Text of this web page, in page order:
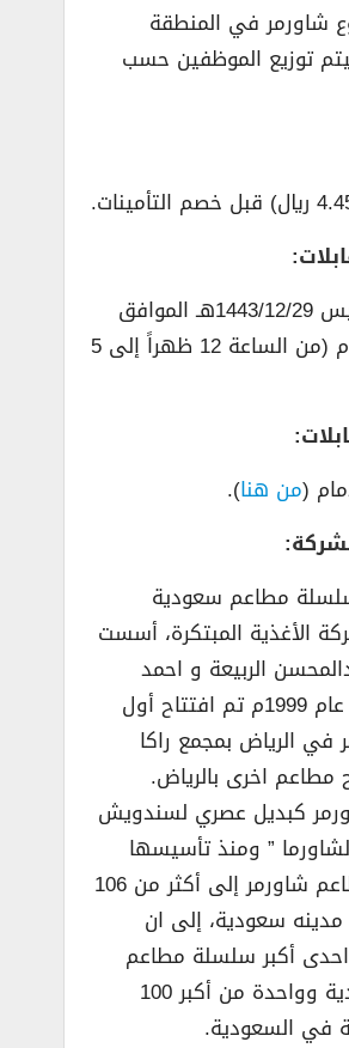
شاورمر في المنطقة
توزيع الموظفين حسب
– يوم الخميس 1443/12/29هـ الموافق
2022/07/28م (من الساعة 12 ظهراً إلى 5
(من هنا).
مطاعم سعودية
الأغذية المبتكرة، أسست
الربيعة و احمد
الرشيد في عام 1999م تم افتتاح أول
في الرياض بمجمع راكا
مطاعم اخرى بالرياض.
كبديل عصري لسندويش
” ومنذ تأسيسها
توسعت مطاعم شاورمر إلى أكثر من 106
فرع في 17 مدينه سعودية، إلى ان
أكبر سلسلة مطاعم
في السعودية وواحدة من أكبر 100
في السعودية.